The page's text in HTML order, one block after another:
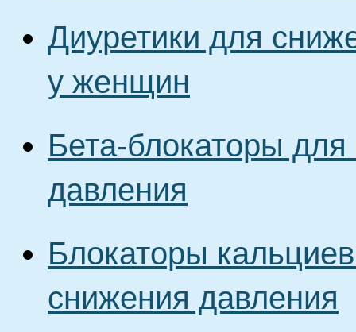
Диуретики для
у женщин
Бета-блокаторы
давления
Блокаторы
снижения давления